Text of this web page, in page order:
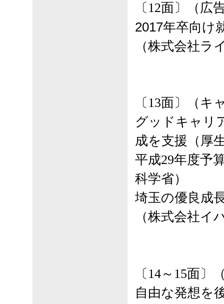
〔12面〕（広
2017年卒向け
（株式会社ラ
〔13面〕（キ
グッドキャリ
成を支援（厚
平成29年度予
科学省）
埼玉の優良成
（株式会社
〔14～15面〕
自由な発想を